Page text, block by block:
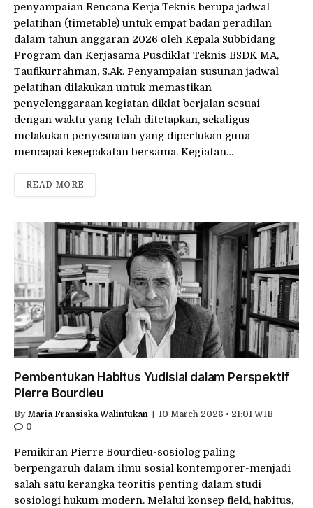
penyampaian Rencana Kerja Teknis berupa jadwal
pelatihan (timetable) untuk empat badan peradilan
dalam tahun anggaran 2026 oleh Kepala Subbidang
Program dan Kerjasama Pusdiklat Teknis BSDK MA,
Taufikurrahman, S.Ak. Penyampaian susunan jadwal
pelatihan dilakukan untuk memastikan
penyelenggaraan kegiatan diklat berjalan sesuai
dengan waktu yang telah ditetapkan, sekaligus
melakukan penyesuaian yang diperlukan guna
mencapai kesepakatan bersama. Kegiatan…
READ MORE
Pembentukan Habitus Yudisial dalam Perspektif
Pierre Bourdieu
By Maria Fransiska Walintukan
10 March 2026 • 21:01 WIB
0
Pemikiran Pierre Bourdieu-sosiolog paling
berpengaruh dalam ilmu sosial kontemporer-menjadi
salah satu kerangka teoritis penting dalam studi
sosiologi hukum modern. Melalui konsep field, habitus,